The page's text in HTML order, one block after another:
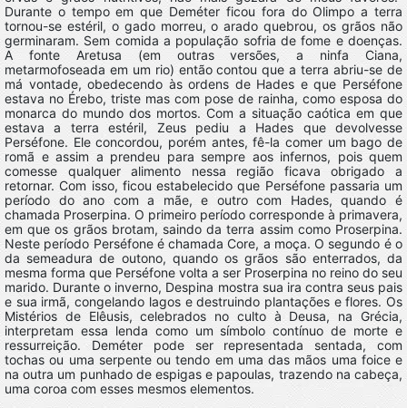
Durante o tempo em que Deméter ficou fora do Olimpo a terra
tornou-se estéril, o gado morreu, o arado quebrou, os grãos não
germinaram. Sem comida a população sofria de fome e doenças.
A fonte Aretusa (em outras versões, a ninfa Ciana,
metarmofoseada em um rio) então contou que a terra abriu-se de
má vontade, obedecendo às ordens de Hades e que Perséfone
estava no Érebo, triste mas com pose de rainha, como esposa do
monarca do mundo dos mortos. Com a situação caótica em que
estava a terra estéril, Zeus pediu a Hades que devolvesse
Perséfone. Ele concordou, porém antes, fê-la comer um bago de
romã e assim a prendeu para sempre aos infernos, pois quem
comesse qualquer alimento nessa região ficava obrigado a
retornar. Com isso, ficou estabelecido que Perséfone passaria um
período do ano com a mãe, e outro com Hades, quando é
chamada Proserpina. O primeiro período corresponde à primavera,
em que os grãos brotam, saindo da terra assim como Proserpina.
Neste período Perséfone é chamada Core, a moça. O segundo é o
da semeadura de outono, quando os grãos são enterrados, da
mesma forma que Perséfone volta a ser Proserpina no reino do seu
marido. Durante o inverno, Despina mostra sua ira contra seus pais
e sua irmã, congelando lagos e destruindo plantações e flores. Os
Mistérios de Elêusis, celebrados no culto à Deusa, na Grécia,
interpretam essa lenda como um símbolo contínuo de morte e
ressurreição. Deméter pode ser representada sentada, com
tochas ou uma serpente ou tendo em uma das mãos uma foice e
na outra um punhado de espigas e papoulas, trazendo na cabeça,
uma coroa com esses mesmos elementos.